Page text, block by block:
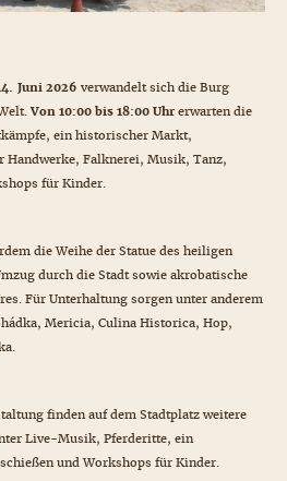
Juni 2026 verwandelt sich die Burg
Von 10:00 bis 18:00 Uhr erwarten die
ein historischer Markt,
Falknerei, Musik, Tanz,
für Kinder.
die Weihe der Statue des heiligen
durch die Stadt sowie akrobatische
Für Unterhaltung sorgen unter anderem
Mericia, Culina Historica, Hop,
finden auf dem Stadtplatz weitere
Live-Musik, Pferderitte, ein
und Workshops für Kinder.